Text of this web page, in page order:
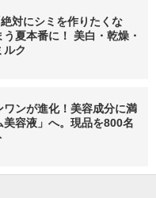
対にシミを作りたくな
夏本番に！ 美白・乾燥・
ルク
ワンが進化！美容成分に満
美容液」へ。現品を800名